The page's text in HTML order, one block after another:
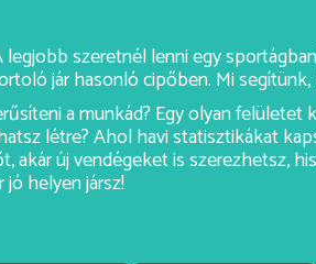
szeretnél lenni egy
jár hasonló cipőben. Mi
a munkád? Egy olyan felületet
létre? Ahol havi statisztikákat
akár új vendégeket is szerezhetsz,
helyen jársz!